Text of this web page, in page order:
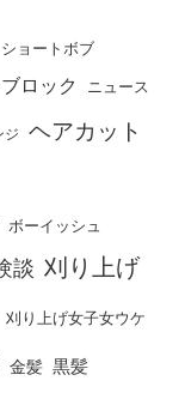
ショートボブ
ロック ニュース
ジ ヘアカット
ボーイッシュ
談 刈り上げ
刈り上げ女子女ウケ
金髪 黒髪